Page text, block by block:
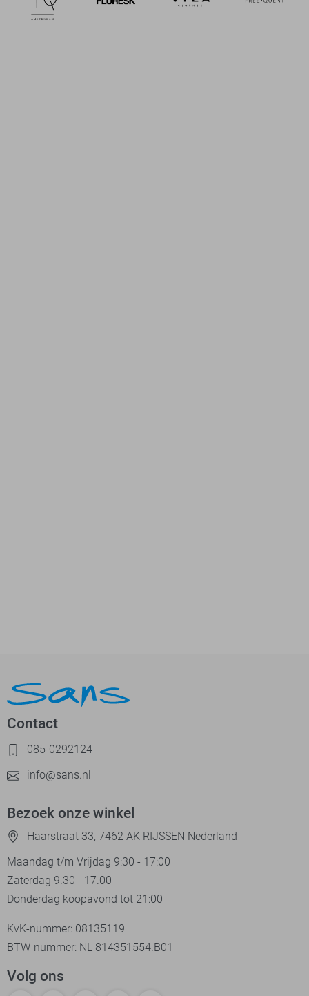
Contact
085-0292124
info@sans.nl
Bezoek onze winkel
Haarstraat 33, 7462 AK RIJSSEN Nederland
Maandag t/m Vrijdag 9:30 - 17:00
Zaterdag 9.30 - 17.00
Donderdag koopavond tot 21:00
KvK-nummer: 08135119
BTW-nummer: NL 814351554.B01
Volg ons